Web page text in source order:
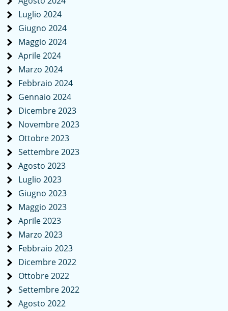
Luglio 2024
Giugno 2024
Maggio 2024
Aprile 2024
Marzo 2024
Febbraio 2024
Gennaio 2024
Dicembre 2023
Novembre 2023
Ottobre 2023
Settembre 2023
Agosto 2023
Luglio 2023
Giugno 2023
Maggio 2023
Aprile 2023
Marzo 2023
Febbraio 2023
Dicembre 2022
Ottobre 2022
Settembre 2022
Agosto 2022